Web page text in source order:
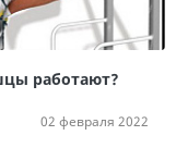
работают?
02 февраля 2022